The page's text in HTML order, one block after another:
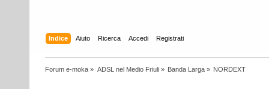
Indice Aiuto Ricerca Accedi Registrati
Forum e-moka » ADSL nel Medio Friuli» Banda Larga» NORDEXT